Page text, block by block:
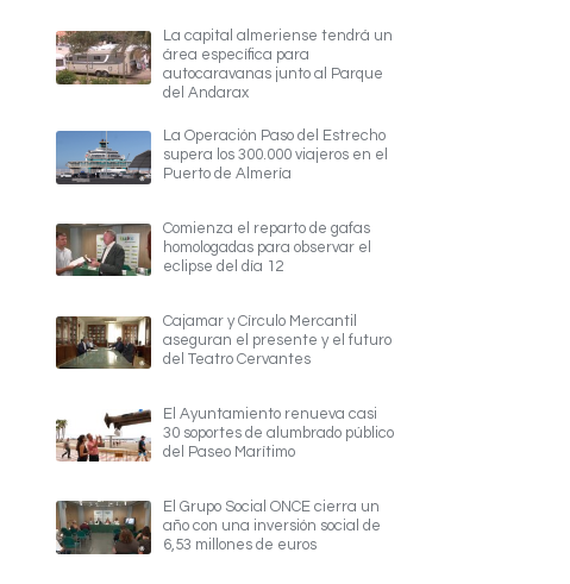
La capital almeriense tendrá un
área específica para
autocaravanas junto al Parque
del Andarax
La Operación Paso del Estrecho
supera los 300.000 viajeros en el
Puerto de Almería
Comienza el reparto de gafas
homologadas para observar el
eclipse del día 12
Cajamar y Círculo Mercantil
aseguran el presente y el futuro
del Teatro Cervantes
El Ayuntamiento renueva casi
30 soportes de alumbrado público
del Paseo Marítimo
El Grupo Social ONCE cierra un
año con una inversión social de
6,53 millones de euros